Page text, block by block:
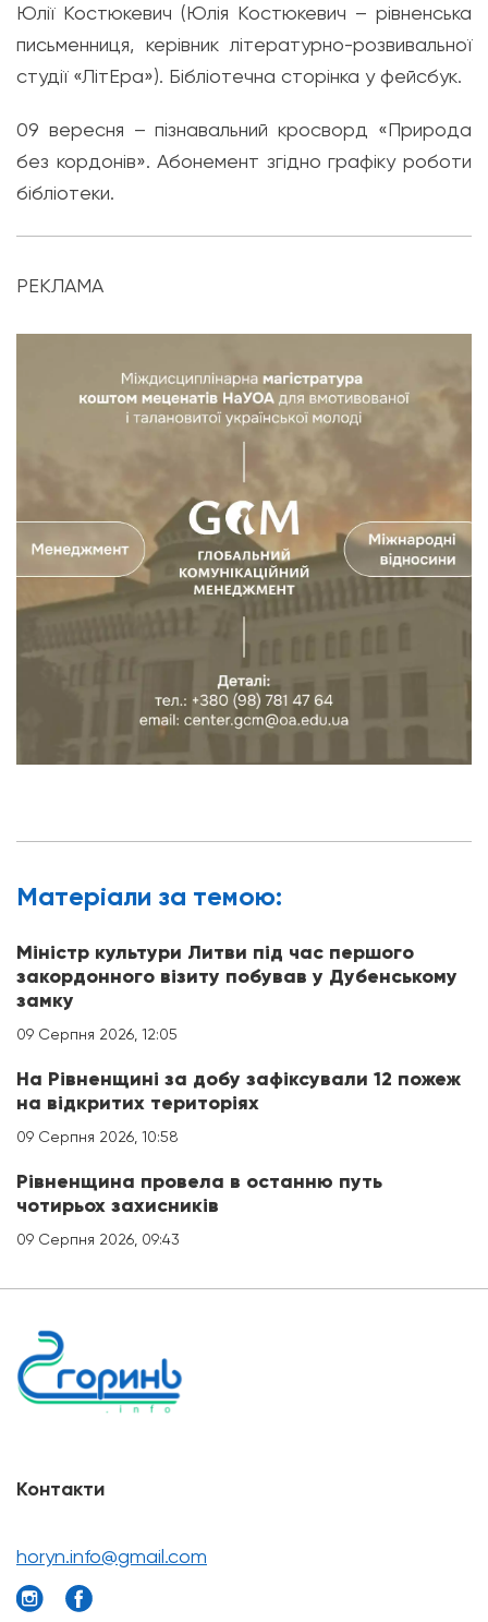
Юлії Костюкевич (Юлія Костюкевич – рівненська
письменниця, керівник літературно-розвивальної
студії «ЛітЕра»). Бібліотечна сторінка у фейсбук.
09 вересня – пізнавальний кросворд «Природа
без кордонів». Абонемент згідно графіку роботи
бібліотеки.
РЕКЛАМА
Матерiали за темою:
Міністр культури Литви під час першого
закордонного візиту побував у Дубенському
замку
09 Серпня 2026, 12:05
На Рівненщині за добу зафіксували 12 пожеж
на відкритих територіях
09 Серпня 2026, 10:58
Рівненщина провела в останню путь
чотирьох захисників
09 Серпня 2026, 09:43
Контакти
horyn.info@gmail.com